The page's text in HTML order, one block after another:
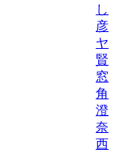
し
彦
ヤ
賢
窓
角
澄/
奈
西